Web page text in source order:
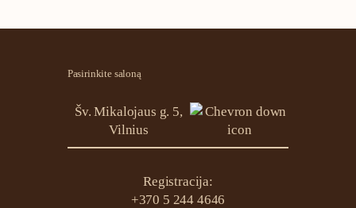
rožė”
Pasirinkite saloną
Šv. Mikalojaus g. 5,
Vilnius
Registracija:
+370 5 244 4646